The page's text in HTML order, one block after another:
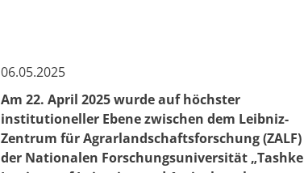
06.05.2025​
Am 22. April 2025 wurde auf höchster
institutioneller Ebene zwischen dem Leibniz-
Zentrum für Agrarlandschaftsforschung
der Nationalen Forschungsuniversität